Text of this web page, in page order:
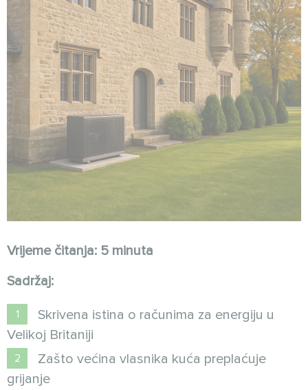
Vrijeme čitanja: 5 minuta
Sadržaj:
Skrivena istina o računima za energiju u
Velikoj Britaniji
Zašto većina vlasnika kuća preplaćuje
grijanje